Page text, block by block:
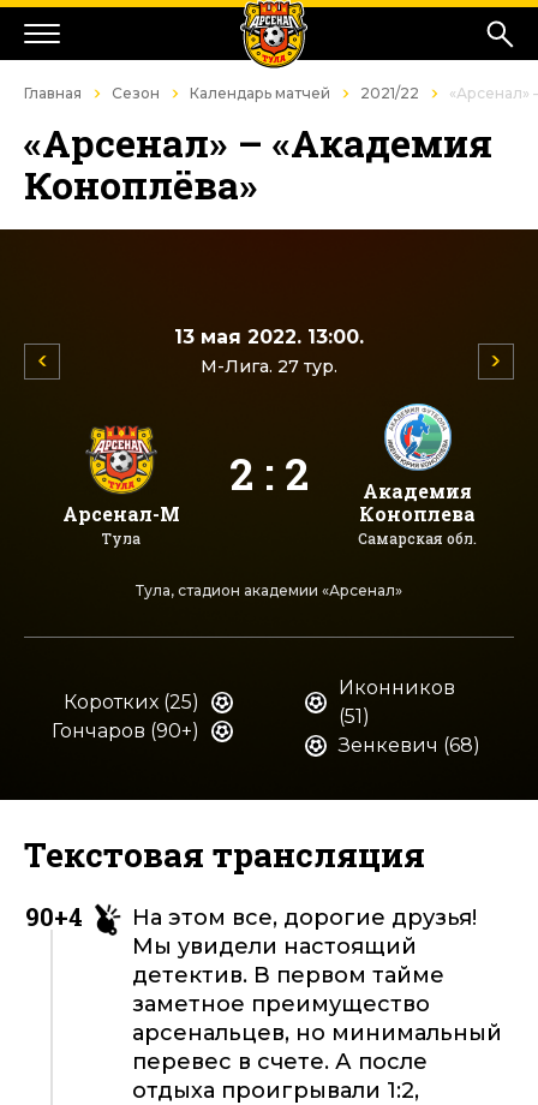
Главная Сезон Календарь матчей 2021/22 «Арсенал»
«Арсенал» – «Академия
Коноплёва»
13 мая 2022. 13:00.
М-Лига. 27 тур.
Арсенал-М
Тула
2 : 2
Академия
Коноплева
Самарская обл.
Тула, стадион академии «Арсенал»
Коротких (25)
Гончаров (90+)
Иконников
(51)
Зенкевич (68)
Текстовая трансляция
90+4
На этом все, дорогие друзья!
Мы увидели настоящий
детектив. В первом тайме
заметное преимущество
арсенальцев, но минимальный
перевес в счете. А после
отдыха проигрывали 1:2,